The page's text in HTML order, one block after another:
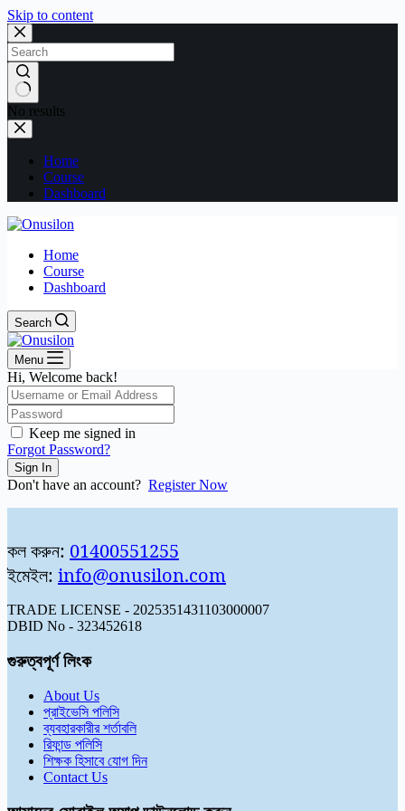
Skip to content
No results
Home
Course
Dashboard
Home
Course
Dashboard
Search
Menu
Hi, Welcome back!
Keep me signed in
Forgot Password?
Sign In
Don't have an account? Register Now
কল করুন: 01400551255
ইমেইল: info@onusilon.com
TRADE LICENSE - 2025351431103000007
DBID No - 323452618
গুরুত্বপূর্ণ লিংক
About Us
প্রাইভেসি পলিসি
ব্যবহারকারীর শর্তাবলি
রিফান্ড পলিসি
শিক্ষক হিসাবে যোগ দিন
Contact Us